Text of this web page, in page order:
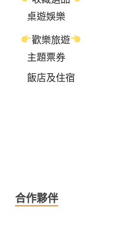
桌遊娛樂
歡樂旅遊
主題票券
飯店及住宿
合作夥伴